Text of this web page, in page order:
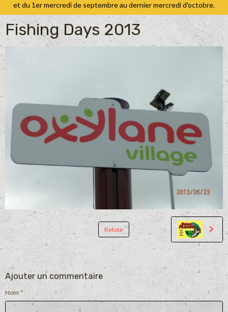
et du 1er mercredi de septembre au dernier mercredi d'octobre.
Fishing Days 2013
Retour
Ajouter un commentaire
Nom